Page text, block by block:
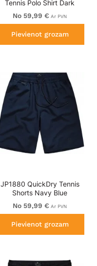
Tennis Polo Shirt Dark
Green
No 59,99 € Ar PVN
Pievienot grozam
JP1880 QuickDry Tennis
Shorts Navy Blue
No 59,99 € Ar PVN
Pievienot grozam